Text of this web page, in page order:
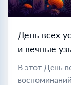
День всех
и вечные
В этот День